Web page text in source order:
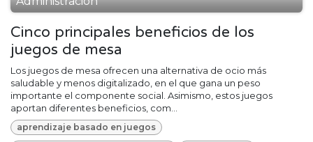
Cinco principales beneficios de los
juegos de mesa
Los juegos de mesa ofrecen una alternativa de ocio más
saludable y menos digitalizado, en el que gana un peso
importante el componente social. Asimismo, estos juegos
aportan diferentes beneficios, com...
aprendizaje basado en juegos